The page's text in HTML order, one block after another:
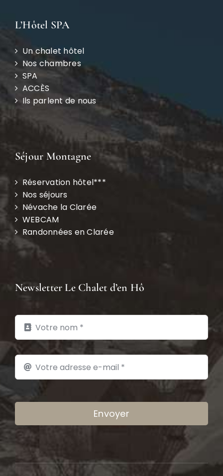
L’Hôtel SPA
Un chalet hôtel
Nos chambres
SPA
ACCÈS
Ils parlent de nous
Séjour Montagne
Réservation hôtel***
Nos séjours
Névache la Clarée
WEBCAM
Randonnées en Clarée
Newsletter Le Chalet d’en Hô
Envoyer